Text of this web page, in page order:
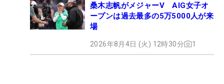
桑木志帆がメジャーV AIG女子オ
ープンは過去最多の5万5000人が来
場
2026年8月4日 (火) 12時30分 1